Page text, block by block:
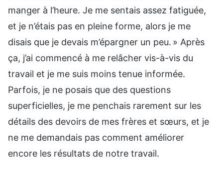
manger à l’heure. Je me sentais assez fatiguée,
et je n’étais pas en pleine forme, alors je me
disais que je devais m’épargner un peu. » Après
ça, j’ai commencé à me relâcher vis-à-vis du
travail et je me suis moins tenue informée.
Parfois, je ne posais que des questions
superficielles, je me penchais rarement sur les
détails des devoirs de mes frères et sœurs, et je
ne me demandais pas comment améliorer
encore les résultats de notre travail.